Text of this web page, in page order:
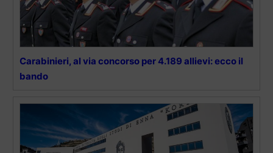
Carabinieri, al via concorso per 4.189 allievi: ecco il
bando